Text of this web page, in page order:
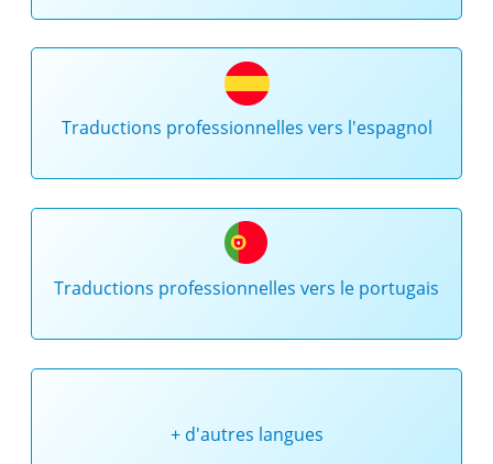
Traductions professionnelles vers l'espagnol
Traductions professionnelles vers le portugais
+ d'autres langues